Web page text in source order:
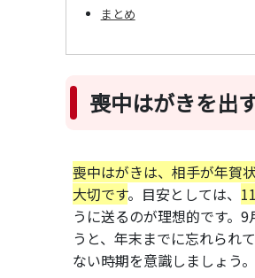
まとめ
喪中はがきを出
喪中はがきは、相手が年賀
大切です。目安としては、
うに送るのが理想的です。
うと、年末までに忘れられ
ない時期を意識しましょう。